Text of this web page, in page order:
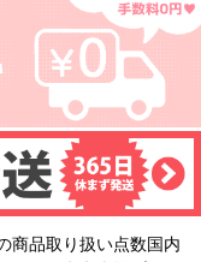
商品取り扱い点数国内